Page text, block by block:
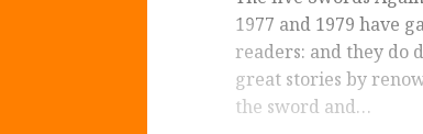
1977 and 1979 have
readers: and they do
great stories by
the sword and…